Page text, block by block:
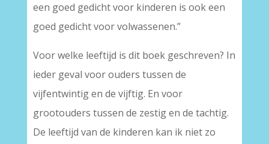
een goed gedicht voor kinderen is ook een
goed gedicht voor volwassenen.”
Voor welke leeftijd is dit boek geschreven? In
ieder geval voor ouders tussen de
vijfentwintig en de vijftig. En voor
grootouders tussen de zestig en de tachtig.
De leeftijd van de kinderen kan ik niet zo